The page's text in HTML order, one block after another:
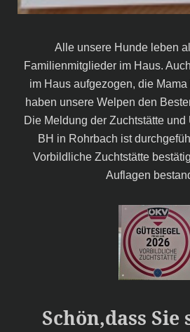
Alle unsere Hunde leben
Familienmitglieder im Haus.
im Haus aufgezogen, die
haben unsere Welpen den
Die Meldung der Zuchtstätte
BH in Rohrbach ist
Vorbildliche Zuchtstätte
Auflagen
Schön,dass